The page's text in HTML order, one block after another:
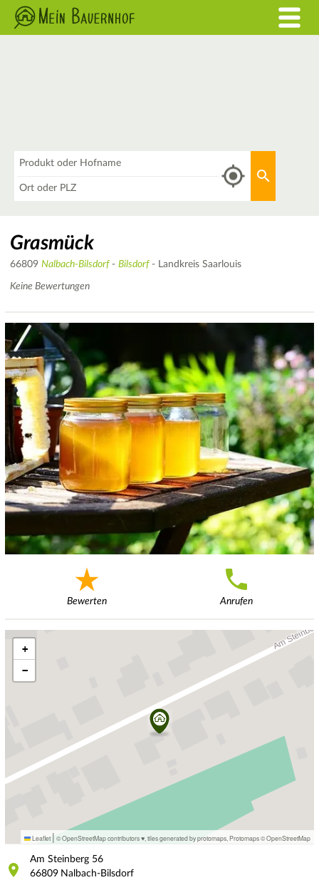
Grasmück
66809 Nalbach-Bilsdorf- Bilsdorf- Landkreis Saarlouis
Keine Bewertungen
Bewerten Anrufen
+
−
Leaflet | © OpenStreetMap contributors ♥, tiles generated by protomaps Protomaps©OpenStreetMap
Am Steinberg 56
66809 Nalbach-Bilsdorf